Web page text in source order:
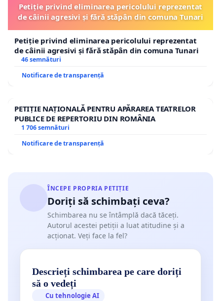
Petiție privind eliminarea pericolului reprezentat
de câinii agresivi și fără stăpân din comuna Tunari
Petiție privind eliminarea pericolului reprezentat
de câinii agresivi și fără stăpân din comuna Tunari
46 semnături
Notificare de transparență
PETIȚIE NAȚIONALĂ PENTRU APĂRAREA TEATRELOR
PUBLICE DE REPERTORIU DIN ROMÂNIA
1 706 semnături
Notificare de transparență
ÎNCEPE PROPRIA PETIȚIE
Doriți să schimbați ceva?
Schimbarea nu se întâmplă dacă tăceți.
Autorul acestei petiții a luat atitudine și a
acționat. Veți face la fel?
Descrieți schimbarea pe care doriți
să o vedeți
Cu tehnologie AI